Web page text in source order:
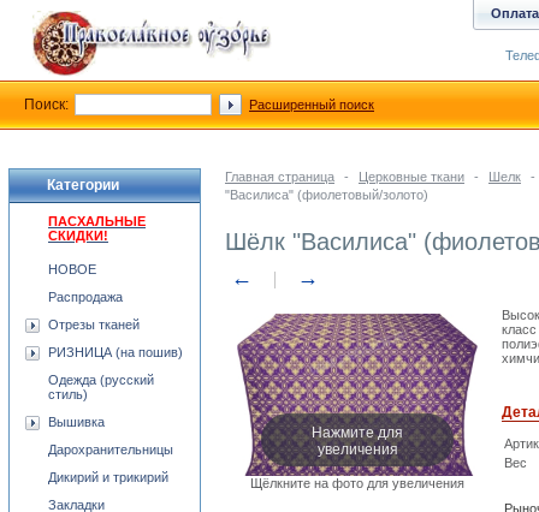
Главная страница - Церковные ткани - Шелк
-
"Василиса" (фиолетовый/золото)
Шёлк "Василиса"
← →
Нажмите для
увеличения
Щёлкните на фото для увеличения
Вес
Категории
ПАСХАЛЬНЫЕ
СКИДКИ!
НОВОЕ
Распродажа
Отрезы тканей
РИЗНИЦА (на пошив)
Одежда (русский
стиль)
Вышивка
Дарохранительницы
Дикирий и трикирий
Закладки
Оплата
Поиск: Расширенный поиск